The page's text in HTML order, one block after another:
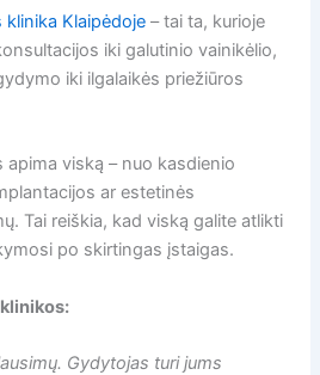
Klaipėdoje – tai ta, kurioje
iki galutinio vainikėlio,
iki ilgalaikės priežiūros
viską – nuo kasdienio
ar estetinės
Tai reiškia, kad viską galite atlikti
po skirtingas įstaigas.
Gydytojas turi jums